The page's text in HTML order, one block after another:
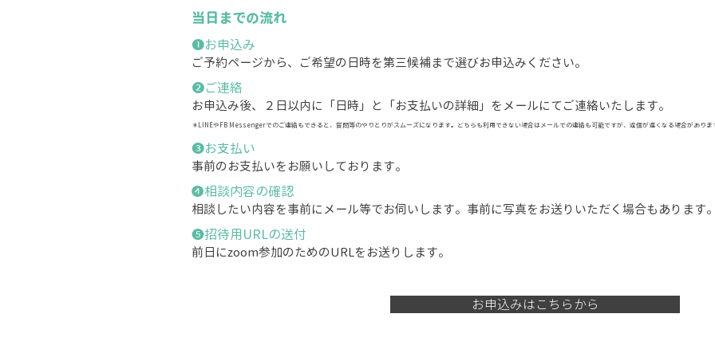
当日までの流れ
❶お申込み
ご予約ページから、ご希望の日時を第三候補まで選びお申込みください。
❷ご連絡
お申込み後、２日以内に「日時」と「お支払いの詳細」をメールにてご連絡いたします。
＊LINEやFB Messengerでのご連絡もできると、質問等のやりとりがスムーズになります。どちらも利用できない場合はメールでの連絡も可能ですが、返信が遅くなる場合がありま
❸お支払い
事前のお支払いをお願いしております。
​❹相談内容の確認
相談したい内容を事前にメール等でお伺いします。事前に写真をお送りいただく場合もあります。​
❺招待用URLの送付
前日にzoom参加のためのURLをお送りします。​
お申込みはこちらから